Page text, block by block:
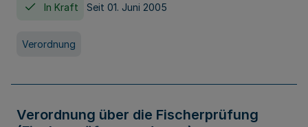
In Kraft Seit 01. Juni 2005
Verordnung
Verordnung über die Fischerprüfung